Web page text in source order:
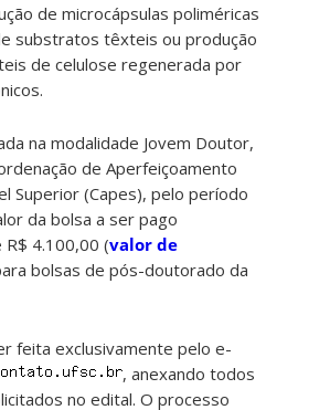
de microcápsulas poliméricas
substratos têxteis ou produção
de celulose regenerada por
na modalidade Jovem Doutor,
de Aperfeiçoamento
Superior (Capes), pelo período
da bolsa a ser pago
R$ 4.100,00 (valor de
bolsas de pós-doutorado da
feita exclusivamente pelo e-
, anexando todos
no edital. O processo